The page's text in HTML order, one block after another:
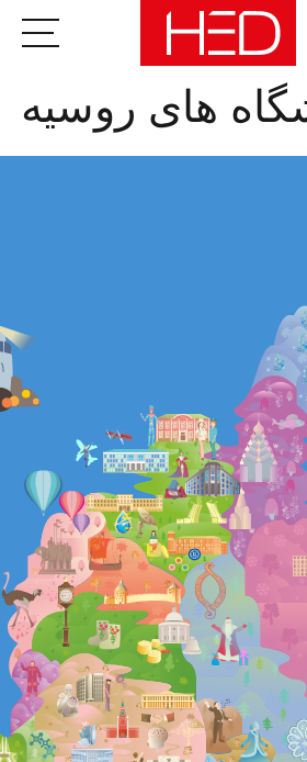
های روسیه